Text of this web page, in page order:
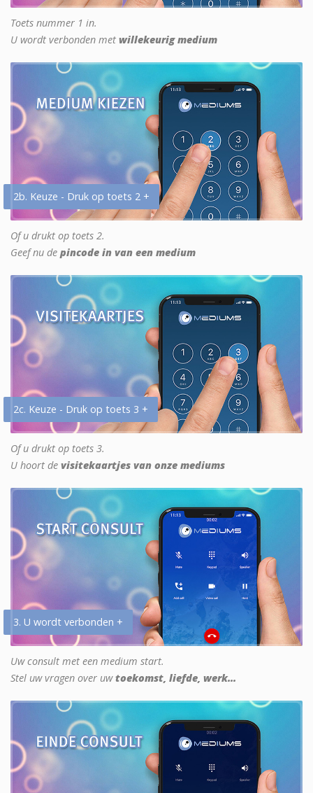
Toets nummer 1 in.
U wordt verbonden met willekeurig medium
2b. Keuze - Druk op toets 2 +
Of u drukt op toets 2.
Geef nu de pincode in van een medium
2c. Keuze - Druk op toets 3 +
Of u drukt op toets 3.
U hoort de visitekaartjes van onze mediums
3. U wordt verbonden +
Uw consult met een medium start.
Stel uw vragen over uwtoekomst, liefde, werk...